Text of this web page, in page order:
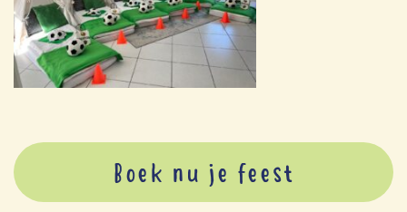
Boek nu je feest